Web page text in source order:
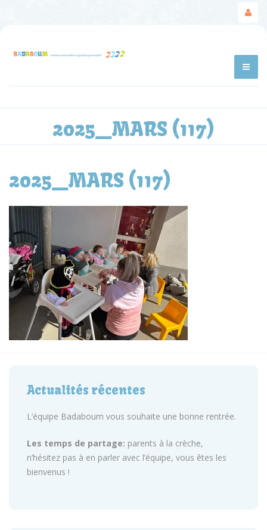
2025_MARS (117)
2025_MARS (117)
Actualités récentes
L’équipe Badaboum vous souhaite une bonne rentrée.
Les temps de partage: parents à la crèche,
n’hésitez pas à en parler avec l’équipe, vous êtes les
bienvenus !